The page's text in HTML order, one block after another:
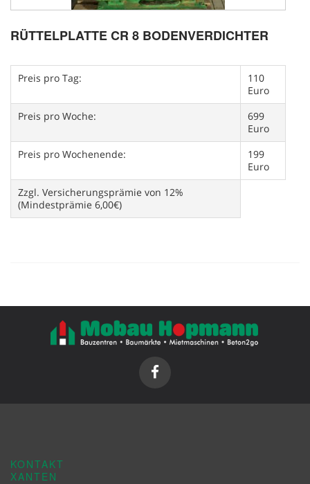
RÜTTELPLATTE CR 8 BODENVERDICHTER
Preis pro Tag:
110
Euro
Preis pro Woche:
699
Euro
Preis pro Wochenende:
199
Euro
Zzgl. Versicherungsprämie von 12%
(Mindestprämie 6,00€)
KONTAKT
XANTEN